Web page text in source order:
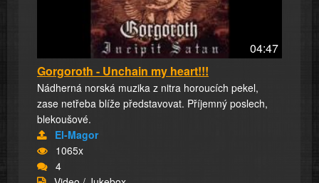
04:47
Gorgoroth - Unchain my heart!!!
Nádherná norská muzika z nitra horoucích pekel,
zase netřeba blíže představovat. Příjemný poslech,
blekoušové.
El-Magor
1065x
4